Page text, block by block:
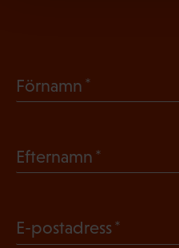
Förnamn
a
Efternamn
l
E-postadress